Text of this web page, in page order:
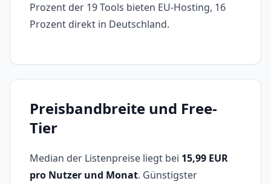
Prozent der 19 Tools bieten EU-Hosting, 16
Prozent direkt in Deutschland.
Preisbandbreite und Free-
Tier
Median der Listenpreise liegt bei 15,99 EUR
pro Nutzer und Monat. Günstigster